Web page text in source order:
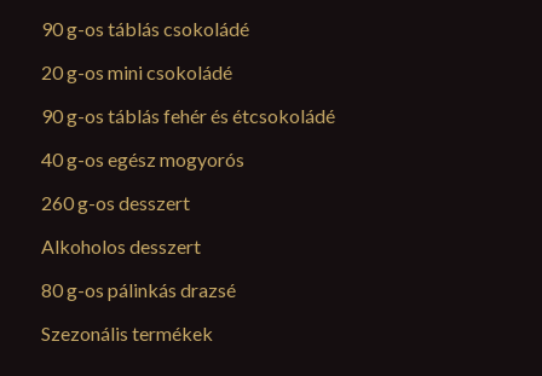
90 g-os táblás csokoládé
20 g-os mini csokoládé
90 g-os táblás fehér és étcsokoládé
40 g-os egész mogyorós
260 g-os desszert
Alkoholos desszert
80 g-os pálinkás drazsé
Szezonális termékek